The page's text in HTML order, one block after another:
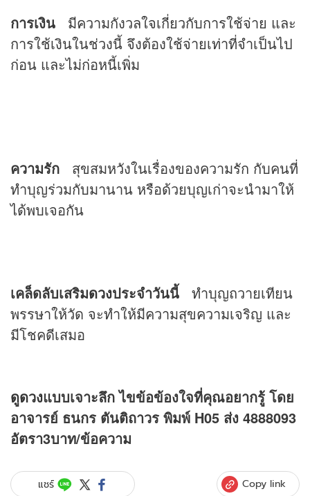
การเงิน มีความกังวลใจเกี่ยวกับการใช้จ่าย และ
การใช้เงินในช่วงนี้ จึงต้องใช้จ่ายเท่าที่จำเป็นไป
ก่อน และไม่ก่อหนี้เพิ่ม
ความรัก สุขสมหวังในเรื่องของความรัก กับคนที่
ทำบุญร่วมกับมานาน หรือด้วยบุญเก่าจะนำมาให้
ได้พบเจอกัน
เคล็ดลับเสริมดวงประจำวันนี้ ทำบุญถวายเทียน
พรรษาให้วัด จะทำให้มีความสุขความเจริญ และ
มีโชคดีเสมอ
ดูดวงแบบเจาะลึก ไขข้อข้องใจที่คุณอยากรู้ โดย
อาจารย์ ธนกร ตันติถาวร พิมพ์ H05 ส่ง 4888093
อัตรา3บาท/ข้อความ
แชร์ Copy link